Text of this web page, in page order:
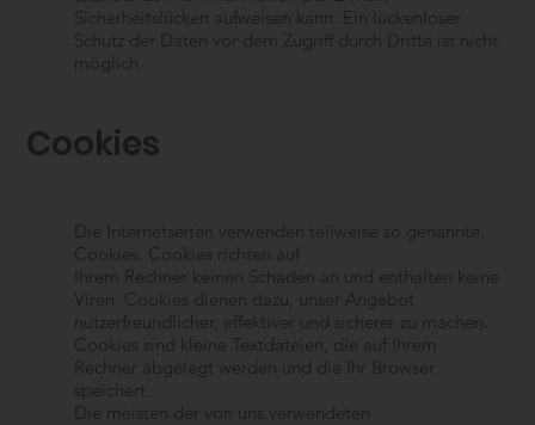
Sicherheitslücken aufweisen kann. Ein lückenloser
Schutz der Daten vor dem Zugriff durch Dritte ist nicht
möglich.
Cookies
Die Internetseiten verwenden teilweise so genannte
Cookies. Cookies richten auf
Ihrem Rechner keinen Schaden an und enthalten keine
Viren. Cookies dienen dazu, unser Angebot
nutzerfreundlicher, effektiver und sicherer zu machen.
Cookies sind kleine Textdateien, die auf Ihrem
Rechner abgelegt werden und die Ihr Browser
speichert.
Die meisten der von uns verwendeten